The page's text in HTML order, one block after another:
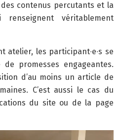
contenus percutants et la
véritablement
les participant∙e∙s se
promesses engageantes.
d’au moins un article de
C’est aussi le cas du
du site ou de la page